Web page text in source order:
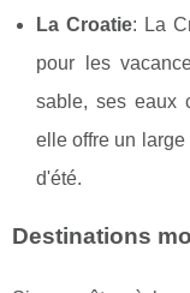
La Croatie: La
pour les
sable, ses eaux
elle offre un
d'été.
Destinations